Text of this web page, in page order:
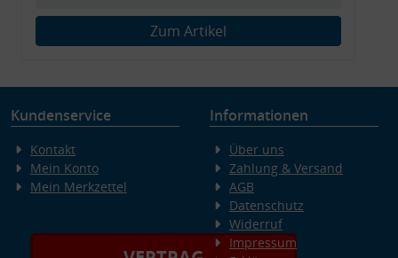
Zum Artikel
Kundenservice
Kontakt
Mein Konto
Mein Merkzettel
Informationen
Über uns
Zahlung & Versand
AGB
Datenschutz
Widerruf
Impressum